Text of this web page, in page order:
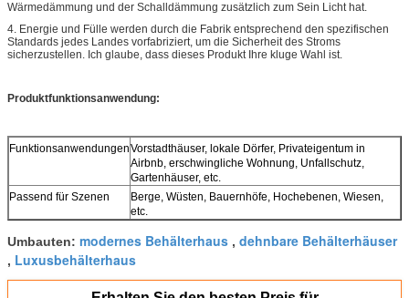
Wärmedämmung und der Schalldämmung zusätzlich zum Sein Licht hat.
4. Energie und Fülle werden durch die Fabrik entsprechend den spezifischen
Standards jedes Landes vorfabriziert, um die Sicherheit des Stroms
sicherzustellen. Ich glaube, dass dieses Produkt Ihre kluge Wahl ist.
Produktfunktionsanwendung:
FunktionsanwendungenVorstadthäuser, lokale Dörfer, Privateigentum in
Airbnb, erschwingliche Wohnung, Unfallschutz,
Gartenhäuser, etc.
Passend für Szenen
Berge, Wüsten, Bauernhöfe, Hochebenen, Wiesen,
etc.
Umbauten: modernes Behälterhaus , dehnbare Behälterhäuser
, Luxusbehälterhaus